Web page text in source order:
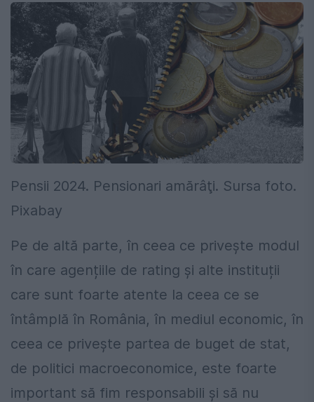
Pensii 2024. Pensionari amărâţi. Sursa foto.
Pixabay
Pe de altă parte, în ceea ce privește modul
în care agențiile de rating și alte instituții
care sunt foarte atente la ceea ce se
întâmplă în România, în mediul economic, în
ceea ce privește partea de buget de stat,
de politici macroeconomice, este foarte
important să fim responsabili și să nu